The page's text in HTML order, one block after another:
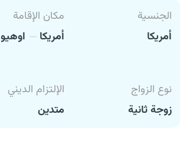
الجنسية
أمريكا
مكان الإقامة
أمريكا
اوهيو
نوع الزواج
زوجة ثانية
الإلتزام الديني
متدين